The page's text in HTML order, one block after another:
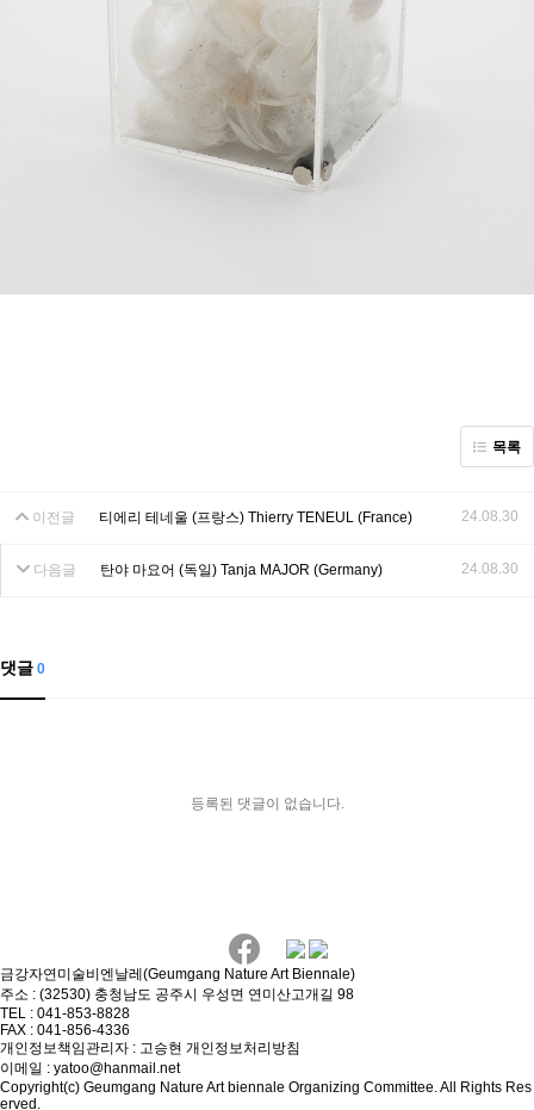
목록
이전글 티에리 테네울 (프랑스) Thierry TENEUL (France) 24.08.30
다음글 탄야 마요어 (독일) Tanja MAJOR (Germany) 24.08.30
댓글 0
등록된 댓글이 없습니다.
금강자연미술비엔날레(Geumgang Nature Art Biennale)
주소 : (32530) 충청남도 공주시 우성면 연미산고개길 98
TEL : 041-853-8828
FAX : 041-856-4336
개인정보책임관리자 : 고승현 개인정보처리방침
이메일 : yatoo@hanmail.net
Copyright(c) Geumgang Nature Art biennale Organizing Committee. All Rights Res
erved.